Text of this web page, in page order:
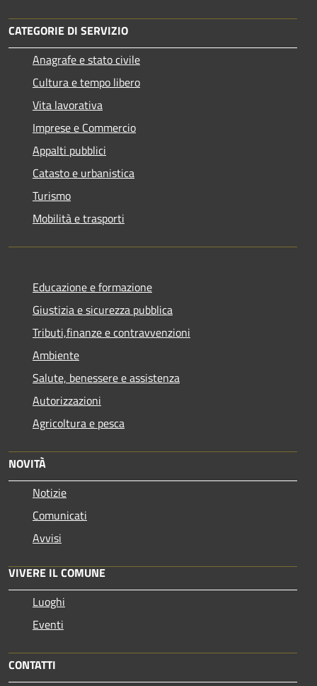
CATEGORIE DI SERVIZIO
Anagrafe e stato civile
Cultura e tempo libero
Vita lavorativa
Imprese e Commercio
Appalti pubblici
Catasto e urbanistica
Turismo
Mobilità e trasporti
Educazione e formazione
Giustizia e sicurezza pubblica
Tributi,finanze e contravvenzioni
Ambiente
Salute, benessere e assistenza
Autorizzazioni
Agricoltura e pesca
NOVITÀ
Notizie
Comunicati
Avvisi
VIVERE IL COMUNE
Luoghi
Eventi
CONTATTI